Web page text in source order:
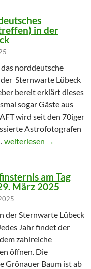
in der
norddeutsche
Sternwarte Lübeck
bereit erklärt dieses
sogar Gäste aus
wird seit den 70iger
Astrofotografen
Das NAFT
weiterlesen →
am Tag
März 2025
der Sternwarte Lübeck
Jahr findet der
zahlreiche
öffnen. Die
Grönauer Baum ist ab